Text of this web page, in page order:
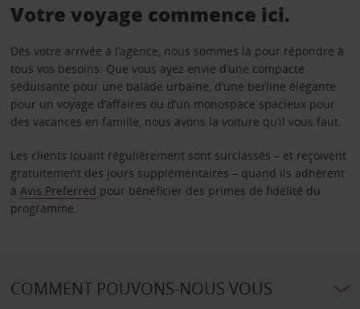
Votre voyage commence ici.
Dès votre arrivée à l’agence, nous sommes là pour répondre à
tous vos besoins. Que vous ayez envie d’une compacte
séduisante pour une balade urbaine, d’une berline élégante
pour un voyage d’affaires ou d’un monospace spacieux pour
des vacances en famille, nous avons la voiture qu’il vous faut.
Les clients louant régulièrement sont surclassés – et reçoivent
gratuitement des jours supplémentaires – quand ils adhèrent
à Avis Preferred pour bénéficier des primes de fidélité du
programme.
COMMENT POUVONS-NOUS VOUS